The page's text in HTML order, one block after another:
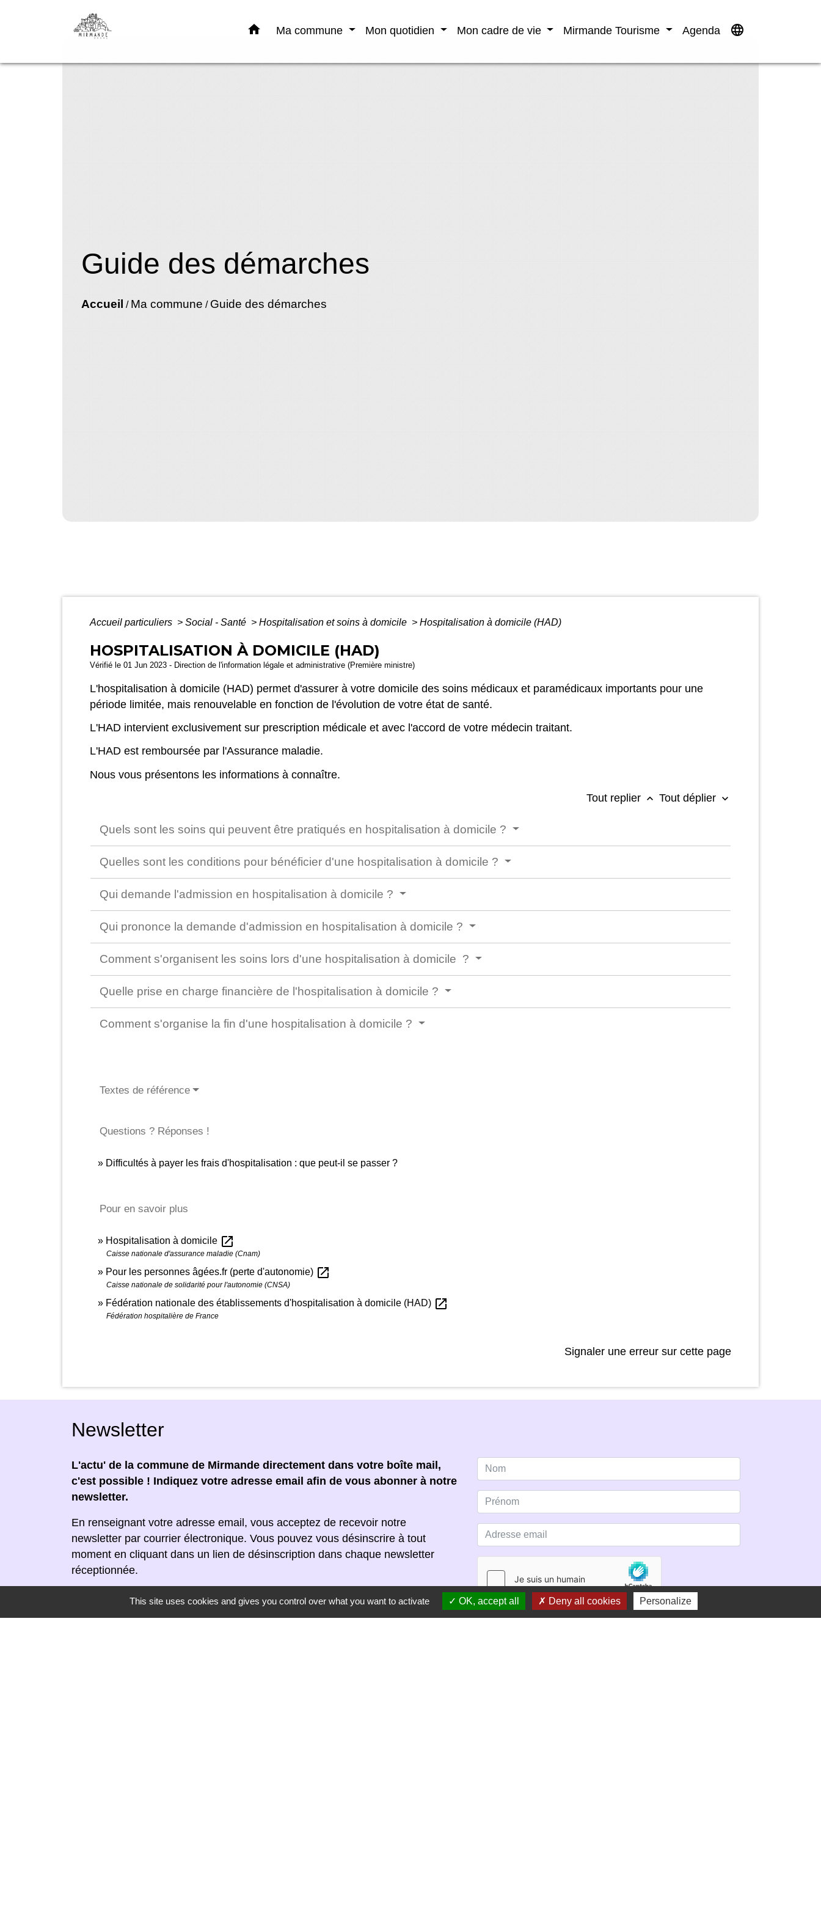
home Ma commune Mon quotidien Mon cadre de vie Mirmande Tourisme Agenda language
Guide des démarches
Accueil / Ma commune / Guide des démarches
Accueil particuliers > Social - Santé > Hospitalisation et soins à domicile > Hospitalisation à domicile (HAD)
HOSPITALISATION À DOMICILE (HAD)
Vérifié le 01 Jun 2023 - Direction de l'information légale et administrative (Première ministre)
L'hospitalisation à domicile (HAD) permet d'assurer à votre domicile des soins médicaux et paramédicaux importants pour une
période limitée, mais renouvelable en fonction de l'évolution de votre état de santé.
L'HAD intervient exclusivement sur prescription médicale et avec l'accord de votre médecin traitant.
L'HAD est remboursée par l'Assurance maladie.
Nous vous présentons les informations à connaître.
Tout replier keyboard_arrow_up Tout déplier keyboard_arrow_down
Quels sont les soins qui peuvent être pratiqués en hospitalisation à domicile ?
Quelles sont les conditions pour bénéficier d'une hospitalisation à domicile ?
Qui demande l'admission en hospitalisation à domicile ?
Qui prononce la demande d'admission en hospitalisation à domicile ?
Comment s'organisent les soins lors d'une hospitalisation à domicile ?
Quelle prise en charge financière de l'hospitalisation à domicile ?
Comment s'organise la fin d'une hospitalisation à domicile ?
Textes de référence
Questions ? Réponses !
Difficultés à payer les frais d'hospitalisation : que peut-il se passer ?
Pour en savoir plus
Hospitalisation à domicile open_in_new
Caisse nationale d'assurance maladie (Cnam)
Pour les personnes âgées.fr (perte d'autonomie) open_in_new
Caisse nationale de solidarité pour l'autonomie (CNSA)
Fédération nationale des établissements d'hospitalisation à domicile (HAD) open_in_new
Fédération hospitalière de France
Signaler une erreur sur cette page
Newsletter
L'actu' de la commune de Mirmande directement dans votre boîte mail,
c'est possible ! Indiquez votre adresse email afin de vous abonner à notre
newsletter.
En renseignant votre adresse email, vous acceptez de recevoir notre
newsletter par courrier électronique. Vous pouvez vous désinscrire à tout
moment en cliquant dans un lien de désinscription dans chaque newsletter
réceptionnée.
This site uses cookies and gives you control over what you want to activate OK, accept all Deny all cookies Personalize